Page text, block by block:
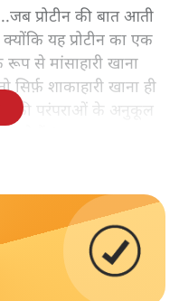
प्रोटीन की बात आती
यह प्रोटीन का एक
रूप से मांसाहारी खाना
सिर्फ़ शाकाहारी खाना ही
की परंपराओं के अनुकूल
हैं।'